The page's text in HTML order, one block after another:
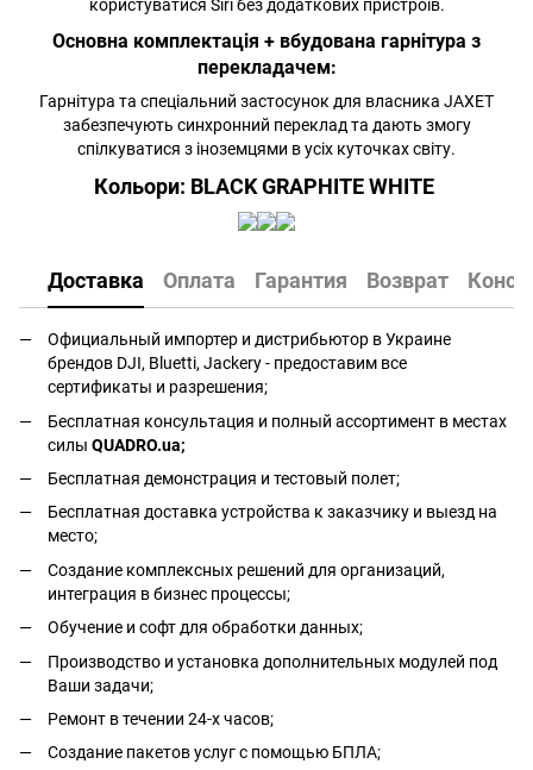
користуватися Siri без додаткових пристроїв.
Основна комплектація + вбудована гарнітура з
перекладачем:
Гарнітура та спеціальний застосунок для власника JAXET
забезпечують синхронний переклад та дають змогу
спілкуватися з іноземцями в усіх куточках світу.
Кольори: BLACK GRAPHITE WHITE
Доставка Оплата Гарантия Возврат
Официальный импортер и дистрибьютор в Украине
брендов DJI, Bluetti, Jackery - предоставим все
сертификаты и разрешения;
Бесплатная консультация и полный ассортимент в местах
силы QUADRO.ua;
Бесплатная демонстрация и тестовый полет;
Бесплатная доставка устройства к заказчику и выезд на
место;
Создание комплексных решений для организаций,
интеграция в бизнес процессы;
Обучение и софт для обработки данных;
Производство и установка дополнительных модулей под
Ваши задачи;
Ремонт в течении 24-х часов;
Создание пакетов услуг с помощью БПЛА;